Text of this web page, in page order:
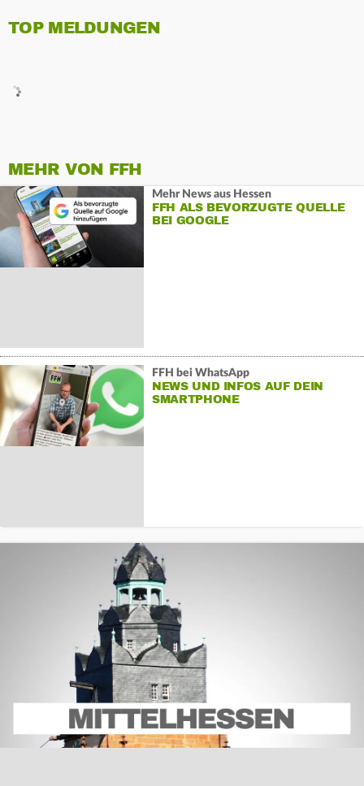
TOP MELDUNGEN
MEHR VON FFH
Mehr News aus Hessen
FFH ALS BEVORZUGTE QUELLE
BEI GOOGLE
FFH bei WhatsApp
NEWS UND INFOS AUF DEIN
SMARTPHONE